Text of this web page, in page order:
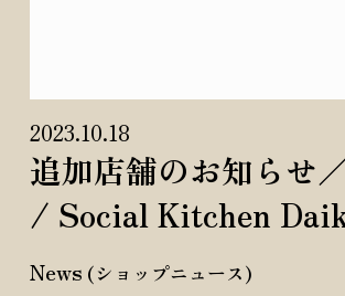
2023.10.18
追加店舗のお知らせ
/ Social Kitchen
News (ショップニュース)